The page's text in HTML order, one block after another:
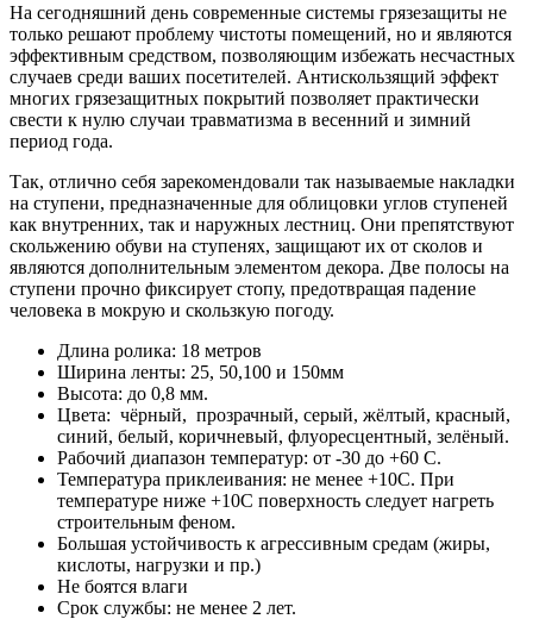
На сегодняшний день современные системы грязезащиты не
только решают проблему чистоты помещений, но и являются
эффективным средством, позволяющим избежать несчастных
случаев среди ваших посетителей. Антискользящий эффект
многих грязезащитных покрытий позволяет практически
свести к нулю случаи травматизма в весенний и зимний
период года.
Так, отлично себя зарекомендовали так называемые накладки
на ступени, предназначенные для облицовки углов ступеней
как внутренних, так и наружных лестниц. Они препятствуют
скольжению обуви на ступенях, защищают их от сколов и
являются дополнительным элементом декора. Две полосы на
ступени прочно фиксирует стопу, предотвращая падение
человека в мокрую и скользкую погоду.
Длина ролика: 18 метров
Ширина ленты: 25, 50,100 и 150мм
Высота: до 0,8 мм.
Цвета: чёрный, прозрачный, серый, жёлтый, красный,
синий, белый, коричневый, флуоресцентный, зелёный.
Рабочий диапазон температур: от -30 до +60 С.
Температура приклеивания: не менее +10С. При
температуре ниже +10С поверхность следует нагреть
строительным феном.
Большая устойчивость к агрессивным средам (жиры,
кислоты, нагрузки и пр.)
Не боятся влаги
Срок службы: не менее 2 лет.